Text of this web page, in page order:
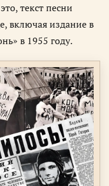
текст песни
включая издание в
в 1955 году.